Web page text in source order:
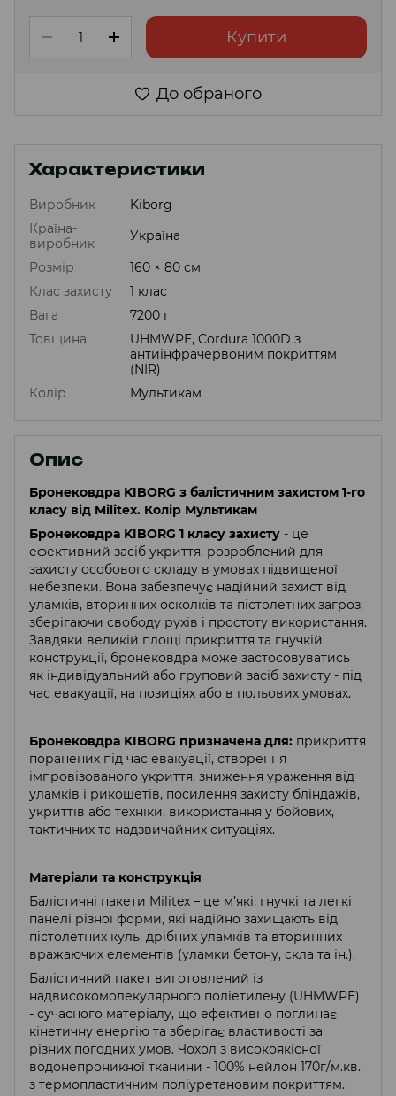
Купити
До обраного
Характеристики
Виробник
Kiborg
Країна-
виробник
Україна
Розмір
160 × 80 см
Клас захисту
1 клас
Вага
7200 г
Товщина
UHMWPE, Cordura 1000D з
антиінфрачервоним покриттям
(NIR)
Колір
Мультикам
Опис
Бронековдра KIBORG з балістичним захистом 1-го
класу від Militex. Колір Мультикам
Бронековдра KIBORG 1 класу захисту - це
ефективний засіб укриття, розроблений для
захисту особового складу в умовах підвищеної
небезпеки. Вона забезпечує надійний захист від
уламків, вторинних осколків та пістолетних загроз,
зберігаючи свободу рухів і простоту використання.
Завдяки великій площі прикриття та гнучкій
конструкції, бронековдра може застосовуватись
як індивідуальний або груповий засіб захисту - під
час евакуації, на позиціях або в польових умовах.
Бронековдра KIBORG призначена для: прикриття
поранених під час евакуації, створення
імпровізованого укриття, зниження ураження від
уламків і рикошетів, посилення захисту бліндажів,
укриттів або техніки, використання у бойових,
тактичних та надзвичайних ситуаціях.
Матеріали та конструкція
Балістичні пакети Militex – це м’які, гнучкі та легкі
панелі різної форми, які надійно захищають від
пістолетних куль, дрібних уламків та вторинних
вражаючих елементів (уламки бетону, скла та ін.).
Балістичний пакет виготовлений із
надвисокомолекулярного поліетилену (UHMWPE)
- сучасного матеріалу, що ефективно поглинає
кінетичну енергію та зберігає властивості за
різних погодних умов. Чохол з високоякісної
водонепроникної тканини - 100% нейлон 170г/м.кв.
з термопластичним поліуретановим покриттям.